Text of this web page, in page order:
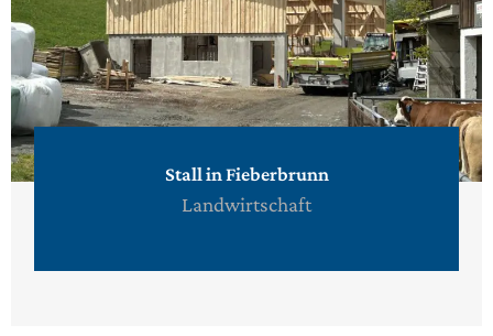
Stall in Fieberbrunn
Landwirtschaft